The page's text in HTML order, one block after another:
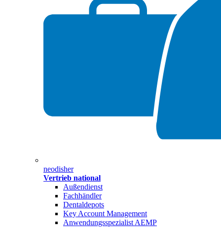
neodisher
Vertrieb national
Außendienst
Fachhändler
Dentaldepots
Key Account Management
Anwendungsspezialist AEMP